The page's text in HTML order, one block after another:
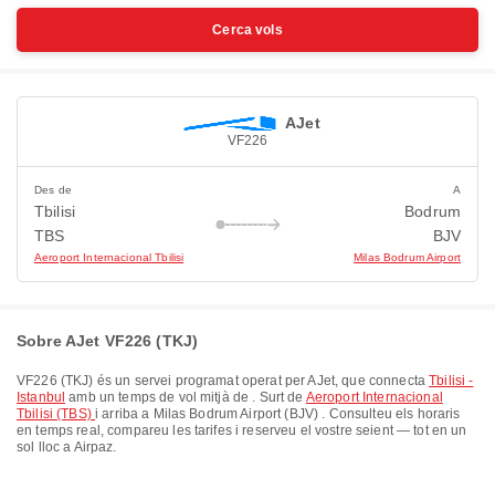
Cerca vols
AJet
VF226
Des de
Tbilisi
TBS
Aeroport Internacional Tbilisi
A
Bodrum
BJV
Milas Bodrum Airport
Sobre AJet VF226 (TKJ)
VF226 (TKJ) és un servei programat operat perAJet, que connectaTbilisi -
Istanbul amb un temps de vol mitjà de . Surt de Aeroport Internacional
Tbilisi (TBS) i arriba a Milas Bodrum Airport (BJV) . Consulteu els horaris
en temps real, compareu les tarifes i reserveu el vostre seient — tot en un
sol lloc a Airpaz.